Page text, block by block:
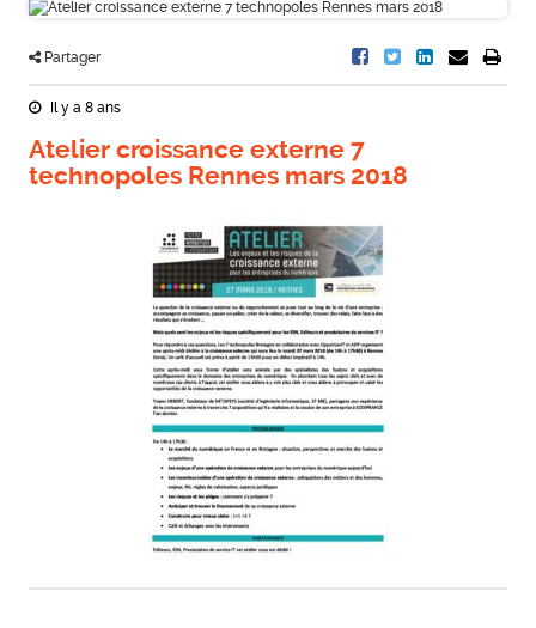
Partager
Il y a 8 ans
Atelier croissance externe 7
technopoles Rennes mars 2018